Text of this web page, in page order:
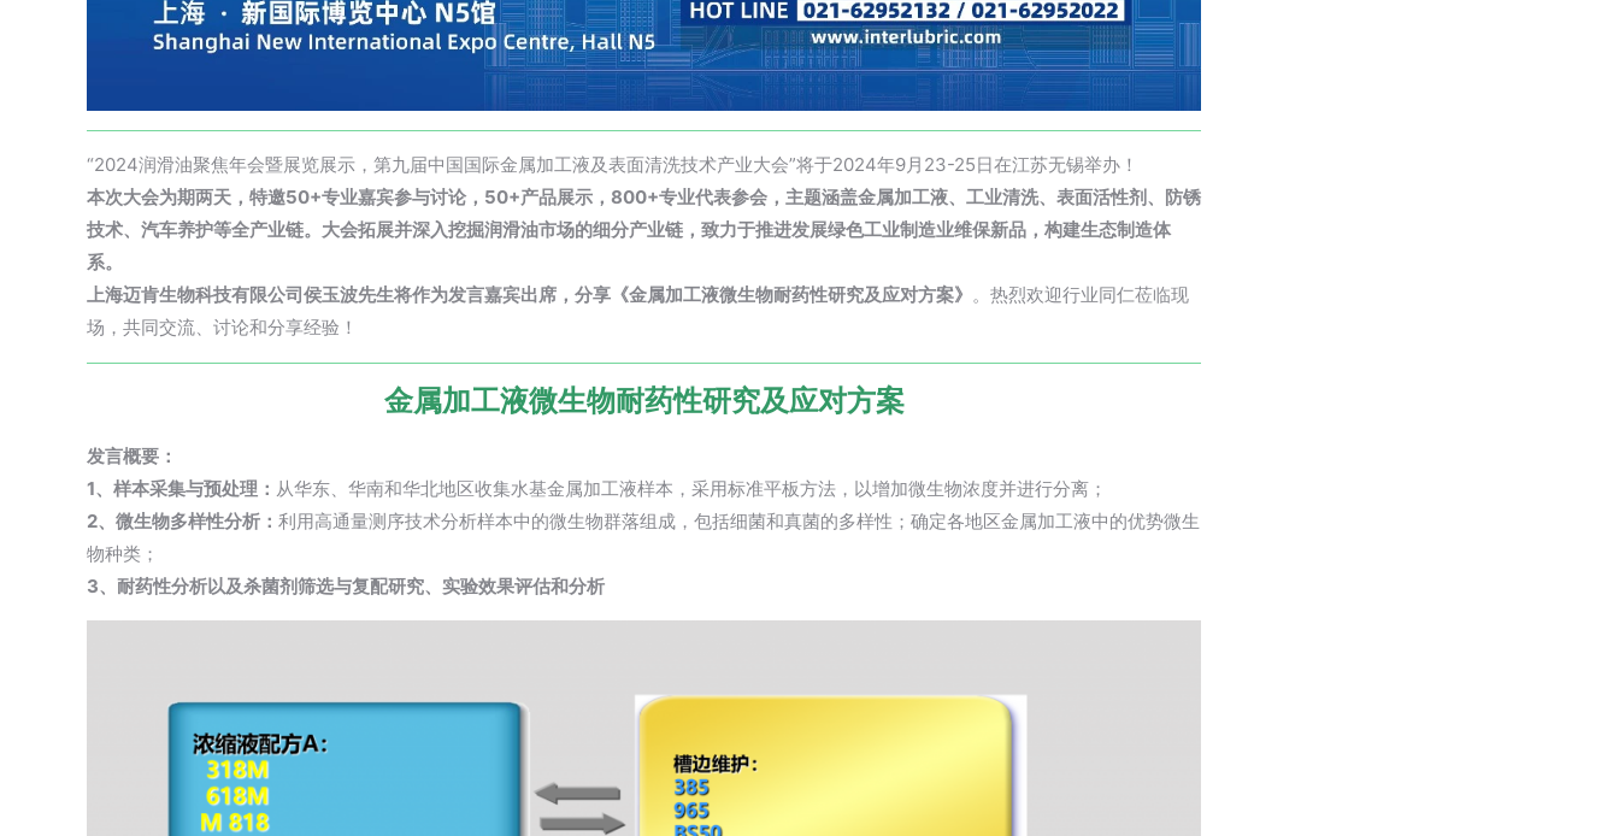
“2024润滑油聚焦年会暨展览展示，第九届中国国际金属加工液及表面清洗技术产业大会”将于2024年9月23-25日在江苏无锡举办！
本次大会为期两天，特邀50+专业嘉宾参与讨论，50+产品展示，800+专业代表参会，主题涵盖金属加工液、工业清洗、表面活性剂、防锈
技术、汽车养护等全产业链。大会拓展并深入挖掘润滑油市场的细分产业链，致力于推进发展绿色工业制造业维保新品，构建生态制造体
系。
上海迈肯生物科技有限公司侯玉波先生将作为发言嘉宾出席，分享《金属加工液微生物耐药性研究及应对方案》 。热烈欢迎行业同仁莅临现
场，共同交流、讨论和分享经验！
金属加工液微生物耐药性研究及应对方案
发言概要：
1、样本采集与预处理： 从华东、华南和华北地区收集水基金属加工液样本，采用标准平板方法，以增加微生物浓度并进行分离；
2、微生物多样性分析： 利用高通量测序技术分析样本中的微生物群落组成，包括细菌和真菌的多样性；确定各地区金属加工液中的优势微生
物种类；
3、耐药性分析以及杀菌剂筛选与复配研究、实验效果评估和分析